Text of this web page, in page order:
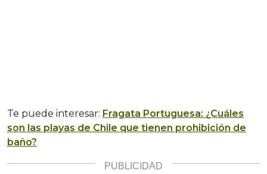
Te puede interesar: Fragata Portuguesa: ¿Cuáles
son las playas de Chile que tienen prohibición de
baño?